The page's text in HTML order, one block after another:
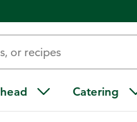
Catering